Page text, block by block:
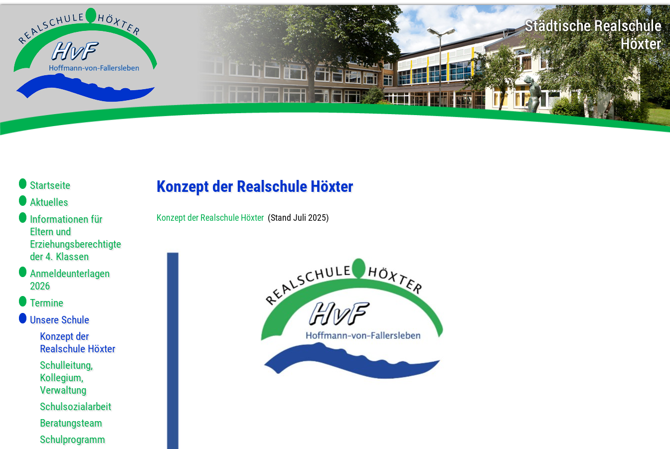
Startseite
Aktuelles
Informationen für
Eltern und
Erziehungsberechtigte
der 4. Klassen
Anmeldeunterlagen
2026
Termine
Unsere Schule
Konzept der
Realschule Höxter
Schulleitung,
Kollegium,
Verwaltung
Schulsozialarbeit
Beratungsteam
Schulprogramm
Konzept der Realschule Höxter
Konzept der Realschule Höxter (Stand Juli 2025)